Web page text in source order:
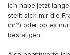
Ich habe jetzt
stellt sich mir die
ihr?) oder ob es
bestätigen.